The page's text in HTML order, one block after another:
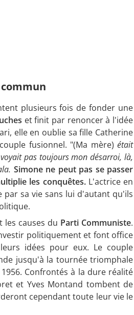
plusieurs fois de fonder une
et finit par renoncer à l'idée
elle en oublie sa fille Catherine
fusionnel. "(Ma mère) était
pas toujours mon désarroi, là,
Simone ne peut pas se passer
les conquêtes.L'actrice en
sa vie sans lui d'autant qu'ils
les causes du Parti Communiste.
politiquement et font office
idées pour eux. Le couple
jusqu'à la tournée triomphale
Confrontés à la dure réalité
et Yves Montand tombent de
cependant toute leur vie le